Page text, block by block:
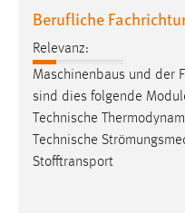
Berufliche
Relevanz:
Maschinenbaus und der
sind dies folgende
Technische
Technische
Stofftransport
Facebook Pixel
Name:
_fbp
Anbieter:
Facebook